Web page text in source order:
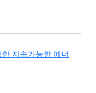
지속가능한 에너